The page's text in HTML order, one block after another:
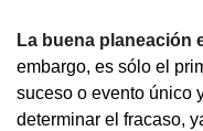
La buena planeación
embargo, es sólo el
suceso o evento único
determinar el fracaso,